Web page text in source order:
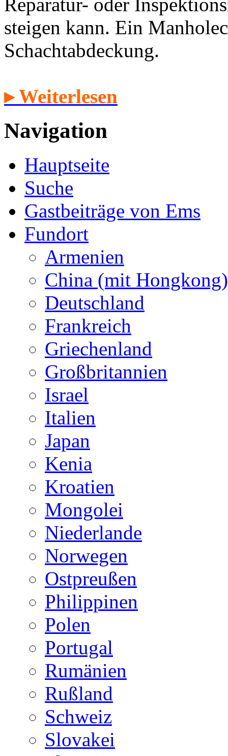
Reparatur- oder
steigen kann. Ein
Schachtabdeckung.
▸ Weiterlesen
Navigation
Hauptseite
Suche
Gastbeiträge von Ems
Fundort
Armenien
China (mit Hongkong)
Deutschland
Frankreich
Griechenland
Großbritannien
Israel
Italien
Japan
Kenia
Kroatien
Mongolei
Niederlande
Norwegen
Ostpreußen
Philippinen
Polen
Portugal
Rumänien
Rußland
Schweiz
Slovakei